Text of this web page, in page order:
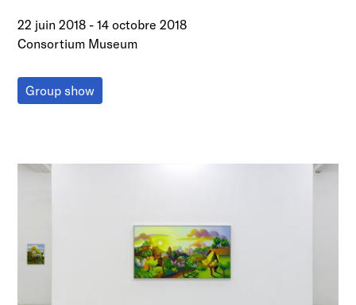
22 juin 2018 -14 octobre 2018
Consortium Museum
Group show